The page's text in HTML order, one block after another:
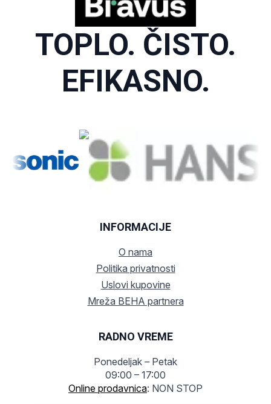
TOPLO. ČISTO.
EFIKASNO.
INFORMACIJE
O nama
Politika privatnosti
Uslovi kupovine
Mreža BEHA partnera
RADNO VREME
Ponedeljak – Petak
09:00 – 17:00
Online prodavnica: NON STOP